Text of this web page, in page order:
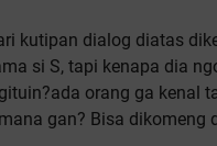
kutipan dialog diatas
si S, tapi kenapa dia
orang ga kenal
gan? Bisa dikomeng